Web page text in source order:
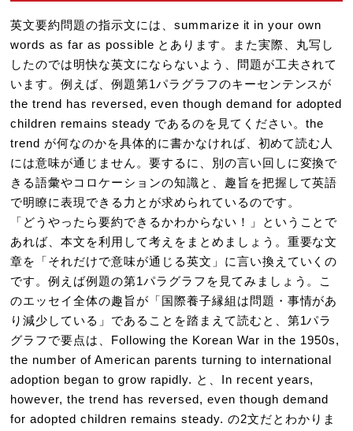
英文要約問題の指示文には、summarize it in your own
words as far as possible とあります。また実際、丸写し
したのでは明快な英文にならないよう、問題が工夫されて
います。例えば、例題第1パラグラフのキーセンテンスが
the trend has reversed, even though demand for adopted
children remains steady であるのを見てください。the
trend が何なのかを具体的に書かなければ、初めて読む人
には意味が通じません。要するに、別の言い回しに変換で
きる語彙やコロケーションの知識と、趣旨を把握して英語
で明瞭に表現できる力とが求められているのです。
「どうやったら要約できるかわからない！」ということで
あれば、本文を利用して考えをまとめましょう。重要な文
章を「それだけで意味が通じる英文」に言い換えていくの
です。例えば例題の第1パラグラフを見てみましょう。こ
のエッセイ全体の趣旨が「国際養子縁組は問題・事情があ
り減少している」であることを踏まえて読むと、第1パラ
グラフで要点は、Following the Korean War in the 1950s,
the number of American parents turning to international
adoption began to grow rapidly. と、In recent years,
however, the trend has reversed, even though demand
for adopted children remains steady. の2文だとわかりま